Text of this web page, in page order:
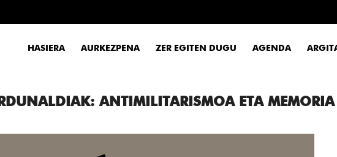
HASIERA AURKEZPENA ZER EGITEN DUGU AGENDA
ANTIMILITARISMOA ETA MEMORIA